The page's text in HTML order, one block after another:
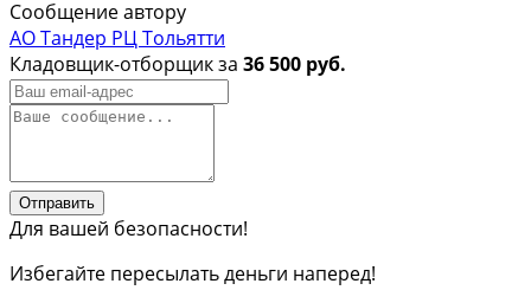
Сообщение автору
АО Тандер РЦ Тольятти
Кладовщик-отборщик за 36 500 руб.
Отправить
Для вашей безопасности!
Избегайте пересылать деньги наперед!